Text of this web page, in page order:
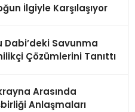
İlgiyle Karşılaşıyor
Dabi’deki Savunma
Çözümlerini Tanıttı
Arasında
Anlaşmaları